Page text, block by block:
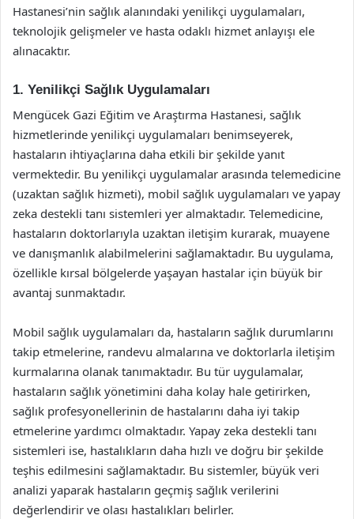
Hastanesi’nin sağlık alanındaki yenilikçi uygulamaları,
teknolojik gelişmeler ve hasta odaklı hizmet anlayışı ele
alınacaktır.
1. Yenilikçi Sağlık Uygulamaları
Mengücek Gazi Eğitim ve Araştırma Hastanesi, sağlık
hizmetlerinde yenilikçi uygulamaları benimseyerek,
hastaların ihtiyaçlarına daha etkili bir şekilde yanıt
vermektedir. Bu yenilikçi uygulamalar arasında telemedicine
(uzaktan sağlık hizmeti), mobil sağlık uygulamaları ve yapay
zeka destekli tanı sistemleri yer almaktadır. Telemedicine,
hastaların doktorlarıyla uzaktan iletişim kurarak, muayene
ve danışmanlık alabilmelerini sağlamaktadır. Bu uygulama,
özellikle kırsal bölgelerde yaşayan hastalar için büyük bir
avantaj sunmaktadır.
Mobil sağlık uygulamaları da, hastaların sağlık durumlarını
takip etmelerine, randevu almalarına ve doktorlarla iletişim
kurmalarına olanak tanımaktadır. Bu tür uygulamalar,
hastaların sağlık yönetimini daha kolay hale getirirken,
sağlık profesyonellerinin de hastalarını daha iyi takip
etmelerine yardımcı olmaktadır. Yapay zeka destekli tanı
sistemleri ise, hastalıkların daha hızlı ve doğru bir şekilde
teşhis edilmesini sağlamaktadır. Bu sistemler, büyük veri
analizi yaparak hastaların geçmiş sağlık verilerini
değerlendirir ve olası hastalıkları belirler.